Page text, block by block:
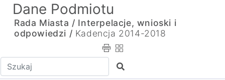
Dane Podmiotu
Rada Miasta / Interpelacje, wnioski i
odpowiedzi / Kadencja 2014-2018
Wpisz tekst do wyszukania Szukaj